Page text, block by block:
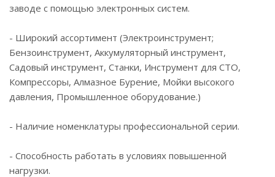
заводе с помощью электронных систем.
- Широкий ассортимент (Электроинструмент;
Бензоинструмент, Аккумуляторный инструмент,
Садовый инструмент, Станки, Инструмент для СТО,
Компрессоры, Алмазное Бурение, Мойки высокого
давления, Промышленное оборудование.)
- Наличие номенклатуры профессиональной серии.
- Способность работать в условиях повышенной
нагрузки.